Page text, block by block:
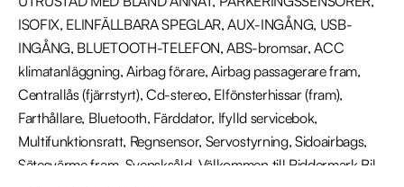
ISOFIX, ELINFÄLLBARA SPEGLAR, AUX-INGÅNG, USB-
INGÅNG, BLUETOOTH-TELEFON, ABS-bromsar, ACC
klimatanläggning, Airbag förare, Airbag passagerare fram,
Centrallås (fjärrstyrt), Cd-stereo, Elfönsterhissar (fram),
Farthållare, Bluetooth, Färddator, Ifylld servicebok,
Multifunktionsratt, Regnsensor, Servostyrning, Sidoairbags,
Sätesvärme fram, Svensksåld, Välkommen till Riddermark Bil